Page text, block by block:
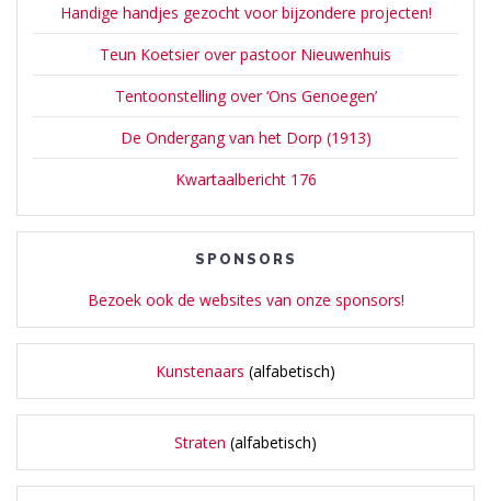
Handige handjes gezocht voor bijzondere projecten!
Teun Koetsier over pastoor Nieuwenhuis
Tentoonstelling over ‘Ons Genoegen’
De Ondergang van het Dorp (1913)
Kwartaalbericht 176
SPONSORS
Bezoek ook de websites van onze sponsors!
Kunstenaars (alfabetisch)
Straten (alfabetisch)